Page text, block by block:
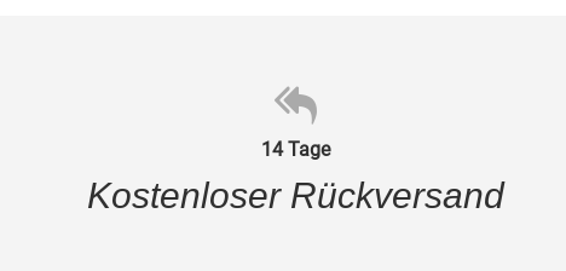
14 Tage
Kostenloser Rückversand